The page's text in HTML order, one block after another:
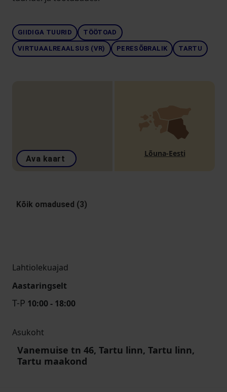
GIIDIGA TUURID TÖÖTOAD
VIRTUAALREAALSUS (VR) PERESÕBRALIK TARTU
Ava kaart
Lõuna-Eesti
Kõik omadused (3)
Lahtiolekuajad
Aastaringselt
T-P 10:00 - 18:00
Asukoht
Vanemuise tn 46, Tartu linn, Tartu linn,
Tartu maakond